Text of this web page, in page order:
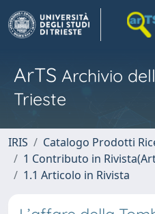
ArTS Archivio
Trieste
IRIS
Catalogo Prodotti
1 Contributo in
1.1 Articolo in Rivista